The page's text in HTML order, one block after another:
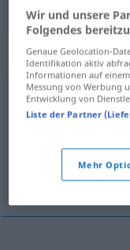
„spor“:
sporsubst
(Für mehr Details die
Wir und unsere
Folgendes
Genaue Geolocation-
Identifikation aktiv
Informationen auf
Messung von Werbung
Entwicklung von
Liste der Partner
Mehr